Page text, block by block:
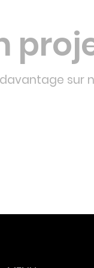
sur